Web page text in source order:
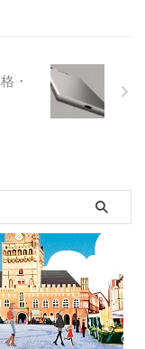
・